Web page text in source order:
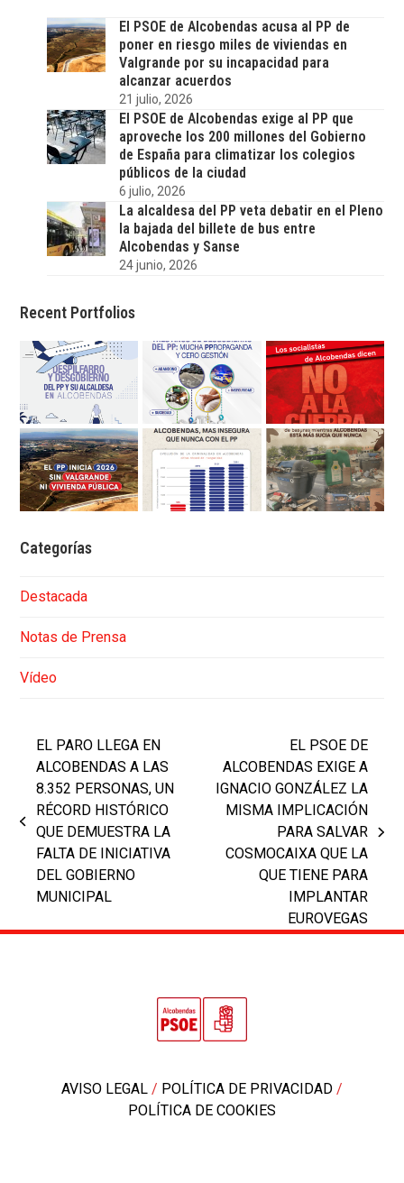
El PSOE de Alcobendas acusa al PP de
poner en riesgo miles de viviendas en
Valgrande por su incapacidad para
alcanzar acuerdos
21 julio, 2026
El PSOE de Alcobendas exige al PP que
aproveche los 200 millones del Gobierno
de España para climatizar los colegios
públicos de la ciudad
6 julio, 2026
La alcaldesa del PP veta debatir en el Pleno
la bajada del billete de bus entre
Alcobendas y Sanse
24 junio, 2026
Recent Portfolios
Categorías
Destacada
Notas de Prensa
Vídeo
previous
post:
EL PARO LLEGA EN
ALCOBENDAS A LAS
8.352 PERSONAS, UN
RÉCORD HISTÓRICO
QUE DEMUESTRA LA
FALTA DE INICIATIVA
DEL GOBIERNO
MUNICIPAL
post:
EL PSOE DE
ALCOBENDAS EXIGE A
IGNACIO GONZÁLEZ LA
MISMA IMPLICACIÓN
PARA SALVAR
COSMOCAIXA QUE LA
QUE TIENE PARA
IMPLANTAR
EUROVEGAS
AVISO LEGAL / POLÍTICA DE PRIVACIDAD /
POLÍTICA DE COOKIES